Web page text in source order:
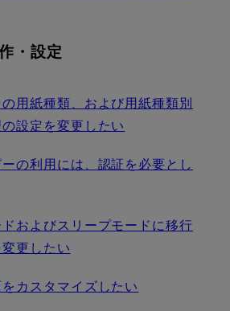
・設定
用紙種類、および用紙種類別
設定を変更したい
の利用には、認証を必要とし
およびスリープモードに移行
更したい
カスタマイズしたい